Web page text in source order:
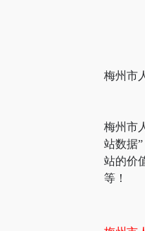
梅州市
梅州市
站数据
站的价
等！